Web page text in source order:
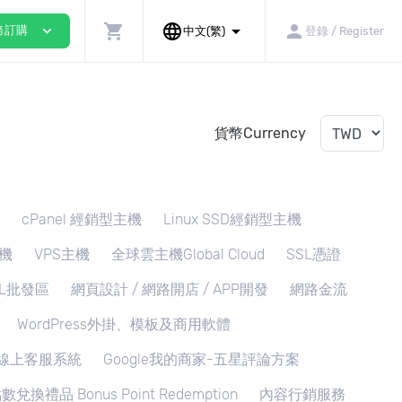
訂購 expand_more shopping_cart language中文(繁) arrow_drop_down person 登錄 / Register
貨幣Currency
cPanel 經銷型主機 Linux SSD經銷型主機
VPS主機 全球雲主機Global Cloud SSL憑證
批發區 網頁設計 / 網路開店 / APP開發 網路金流
WordPress外掛、模板及商用軟體
上客服系統 Google我的商家-五星評論方案
兌換禮品 Bonus Point Redemption 內容行銷服務